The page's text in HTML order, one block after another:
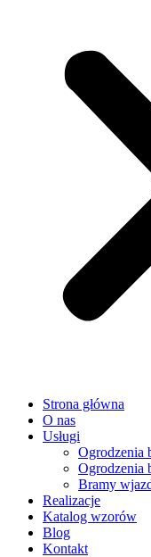
Strona główna
O nas
Usługi
Ogrodzenia
Ogrodzenia
Bramy
Realizacje
Katalog wzorów
Blog
Kontakt